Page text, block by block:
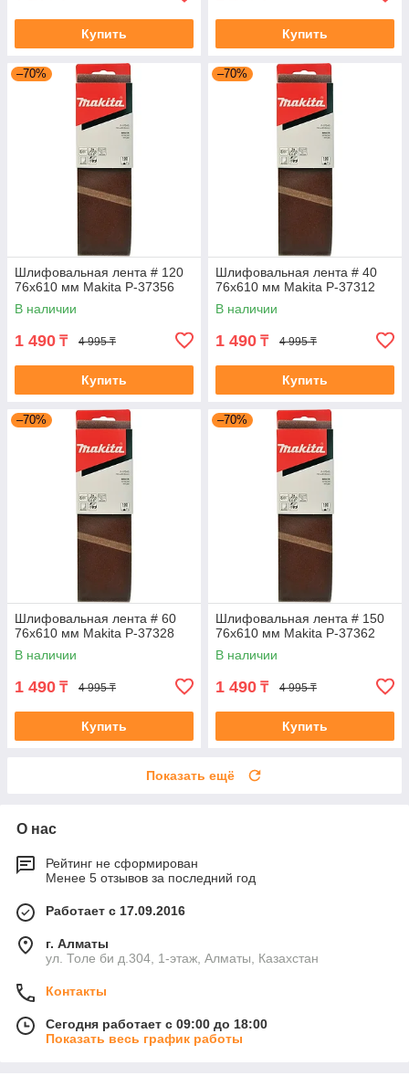
Купить Купить
–70%
Шлифовальная лента # 120
76x610 мм Makita P-37356
В наличии
1 490 ₸ 4 995 ₸
Купить
–70%
Шлифовальная лента # 40
76x610 мм Makita P-37312
В наличии
1 490 ₸ 4 995 ₸
Купить
–70%
Шлифовальная лента # 60
76x610 мм Makita P-37328
В наличии
1 490 ₸ 4 995 ₸
Купить
–70%
Шлифовальная лента # 150
76x610 мм Makita P-37362
В наличии
1 490 ₸ 4 995 ₸
Купить
Показать ещё
О нас
Рейтинг не сформирован
Менее 5 отзывов за последний год
Работает с 17.09.2016
г. Алматы
ул. Толе би д.304, 1-этаж, Алматы, Казахстан
Контакты
Сегодня работает с 09:00 до 18:00
Показать весь график работы